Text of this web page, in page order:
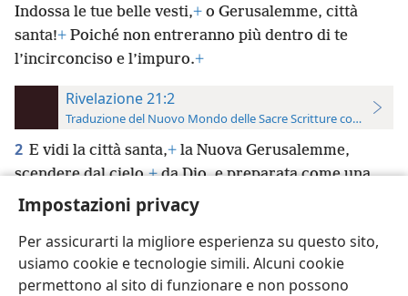
Impostazioni privacy
Per assicurarti la migliore esperienza su questo sito,
usiamo cookie e tecnologie simili. Alcuni cookie
permettono al sito di funzionare e non possono
Indossa le tue belle vesti,+ o Gerusalemme, città
santa!+ Poiché non entreranno più dentro di te
l’incirconciso e l’impuro.+
Rivelazione 21:2
Traduzione del Nuovo Mondo delle Sacre Scritture con
2 E vidi la città santa,+ la Nuova Gerusalemme,
scendere dal cielo,+da Dio, e preparata come una
sposa+adorna per il suo marito.